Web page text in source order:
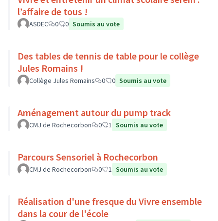
l’affaire de tous !
ASDEC 0 0 Soumis au vote
Des tables de tennis de table pour le collège
Jules Romains !
Collège Jules Romains 0 0 Soumis au vote
Aménagement autour du pump track
CMJ de Rochecorbon 0 1 Soumis au vote
Parcours Sensoriel à Rochecorbon
CMJ de Rochecorbon 0 1 Soumis au vote
Réalisation d'une fresque du Vivre ensemble
dans la cour de l'école